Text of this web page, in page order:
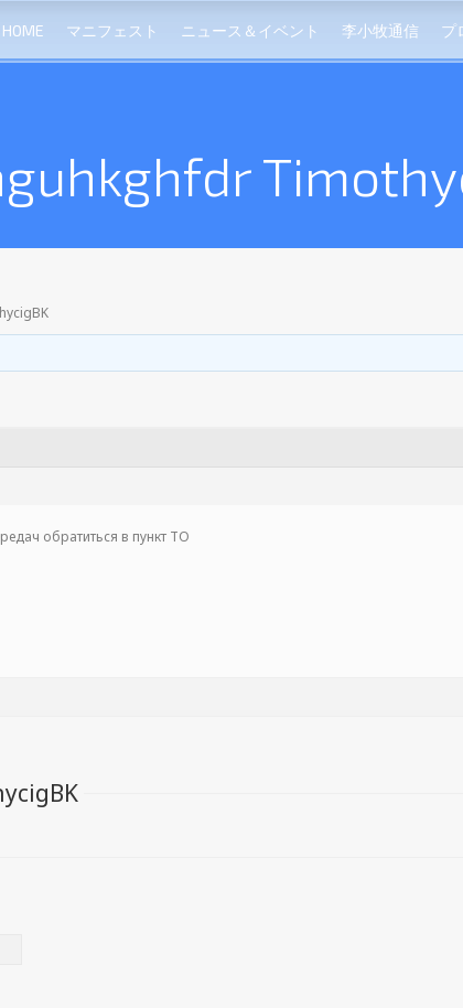
HOME マニフェスト ニュース＆イベント 李小牧通信 プ
обратиться в пункт ТО